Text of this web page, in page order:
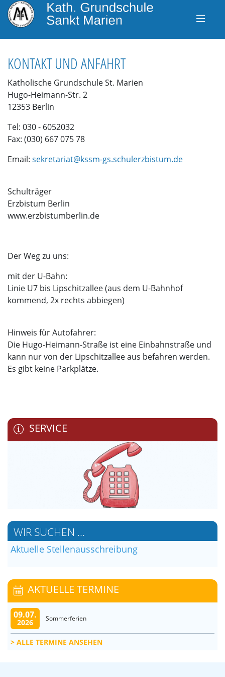
KONTAKT UND ANFAHRT
Katholische Grundschule St. Marien
Hugo-Heimann-Str. 2
12353 Berlin
Tel: 030 - 6052032
Fax: (030) 667 075 78
Email: sekretariat@kssm-gs.schulerzbistum.de
Schulträger
Erzbistum Berlin
www.erzbistumberlin.de
Der Weg zu uns:
mit der U-Bahn:
Linie U7 bis Lipschitzallee (aus dem U-Bahnhof
kommend, 2x rechts abbiegen)
Hinweis für Autofahrer:
Die Hugo-Heimann-Straße ist eine Einbahnstraße und
kann nur von der Lipschitzallee aus befahren werden.
Es gibt keine Parkplätze.
SERVICE
WIR SUCHEN ...
Aktuelle Stellenausschreibung
AKTUELLE TERMINE
09.07.
2026 Sommerferien
ALLE TERMINE ANSEHEN